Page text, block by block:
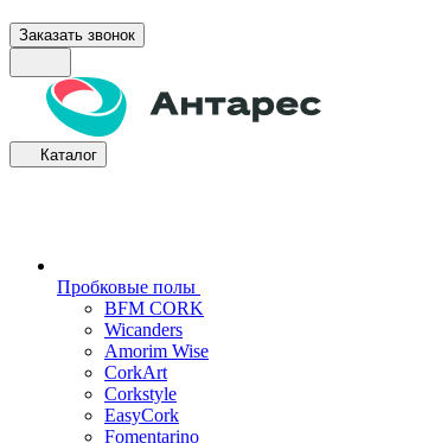
Заказать звонок
Каталог
Пробковые полы
BFM CORK
Wicanders
Amorim Wise
CorkArt
Corkstyle
EasyCork
Fomentarino